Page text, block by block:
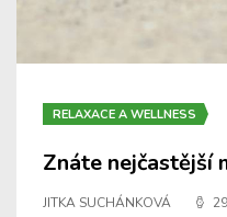
RELAXACE A WELLNESS
Znáte nejčastější
JITKA SUCHÁNKOVÁ